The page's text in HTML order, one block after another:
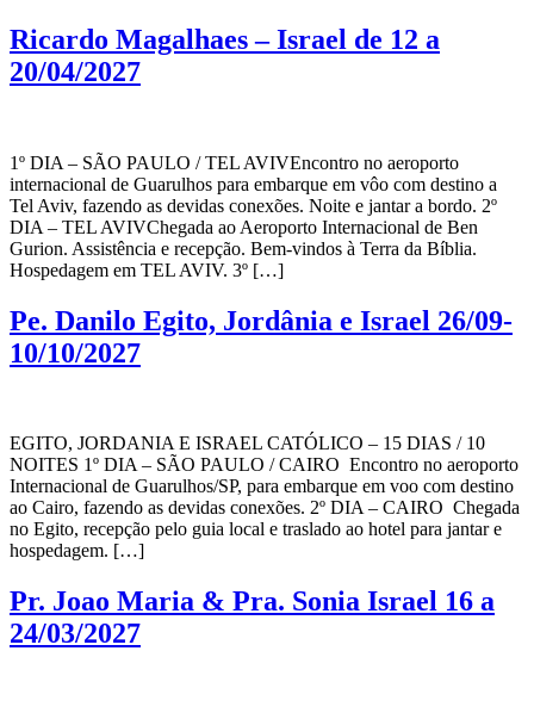
Ricardo Magalhaes – Israel de 12 a
20/04/2027
1º DIA – SÃO PAULO / TEL AVIVEncontro no aeroporto
internacional de Guarulhos para embarque em vôo com destino a
Tel Aviv, fazendo as devidas conexões. Noite e jantar a bordo. 2º
DIA – TEL AVIVChegada ao Aeroporto Internacional de Ben
Gurion. Assistência e recepção. Bem-vindos à Terra da Bíblia.
Hospedagem em TEL AVIV. 3º […]
Pe. Danilo Egito, Jordânia e Israel 26/09-
10/10/2027
EGITO, JORDANIA E ISRAEL CATÓLICO – 15 DIAS / 10
NOITES 1º DIA – SÃO PAULO / CAIRO Encontro no aeroporto
Internacional de Guarulhos/SP, para embarque em voo com destino
ao Cairo, fazendo as devidas conexões. 2º DIA – CAIRO Chegada
no Egito, recepção pelo guia local e traslado ao hotel para jantar e
hospedagem. […]
Pr. Joao Maria & Pra. Sonia Israel 16 a
24/03/2027